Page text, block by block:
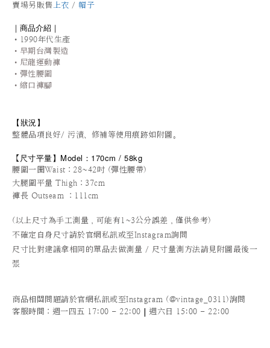
賣場另販售上衣 / 帽子
｜商品介紹｜
•1990年代生產
•早期台灣製造
•尼龍運動褲
•彈性腰圍
•縮口褲腳
【狀況】
整體品項良好/ 污漬、修補等使用痕跡如附圖。
【 尺寸平量】 Model：170cm / 58kg
腰圍一圈Waist：28~42吋 (彈性腰帶)
大腿圍平量 Thigh：37cm
褲長 Outseam ：111cm
(以上尺寸為手工測量，可能有1~3公分誤差，僅供參考)
不確定自身尺寸請於官網私訊或至Instagram詢問
尺寸比對建議拿相同的單品去做測量 / 尺寸量測方法請見附圖最後一
張
商品相關問題請於官網私訊或至Instagram (@vintage_0311)詢問
客服時間 ：週一四五 17:00 - 22:00 | 週六日 15:00 - 22:00